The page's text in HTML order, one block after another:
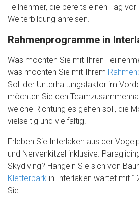
Teilnehmer, die bereits einen Tag
Weiterbildung anreisen.
Rahmenprogramme in
Was möchten Sie mit Ihren
was möchten Sie mit Ihrem
Soll der Unterhaltungsfaktor im
möchten Sie den
welche Richtung es gehen soll, die
vielseitig und vielfältig.
Erleben Sie Interlaken aus der
und Nervenkitzel inklusive.
Skydiving? Hangeln Sie sich von
Kletterpark in Interlaken wartet mit
Sie.